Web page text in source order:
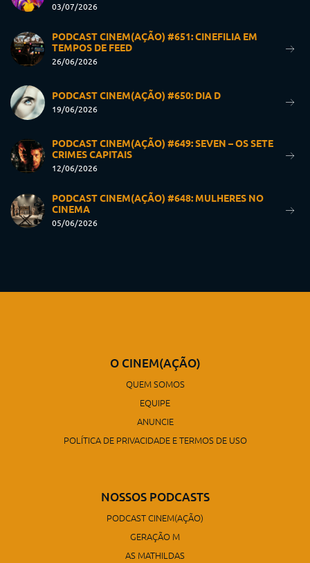
03/07/2026
PODCAST CINEM(AÇÃO) #651: CINEFILIA EM
TEMPOS DE FEED
26/06/2026
PODCAST CINEM(AÇÃO) #650: DIA D
19/06/2026
PODCAST CINEM(AÇÃO) #649: SEVEN – OS SETE
CRIMES CAPITAIS
12/06/2026
PODCAST CINEM(AÇÃO) #648: MULHERES NO
CINEMA
05/06/2026
O CINEM(AÇÃO)
QUEM SOMOS
EQUIPE
ANUNCIE
POLÍTICA DE PRIVACIDADE E TERMOS DE USO
NOSSOS PODCASTS
PODCAST CINEM(AÇÃO)
GERAÇÃO M
AS MATHILDAS